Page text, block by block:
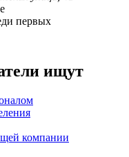
первых
ищут
компании